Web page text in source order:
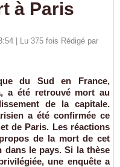
à Paris
| Lu 375 fois Rédigé par
du Sud en France,
a été retrouvé mort au
de la capitale.
a été confirmée ce
de Paris. Les réactions
de la mort de cet
dans le pays. Si la thèse
une enquête a